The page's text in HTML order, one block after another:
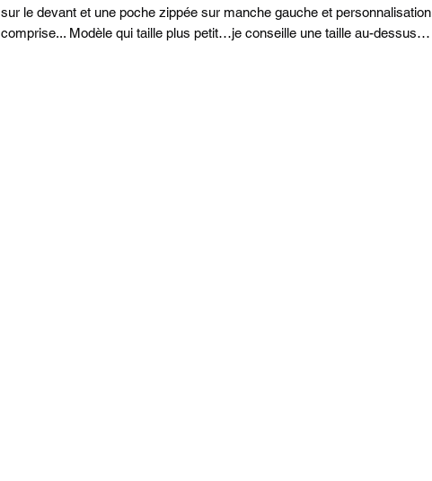
sur le devant et une poche zippée sur manche gauche et personnalisation
comprise... Modèle qui taille plus petit…je conseille une taille au-dessus…